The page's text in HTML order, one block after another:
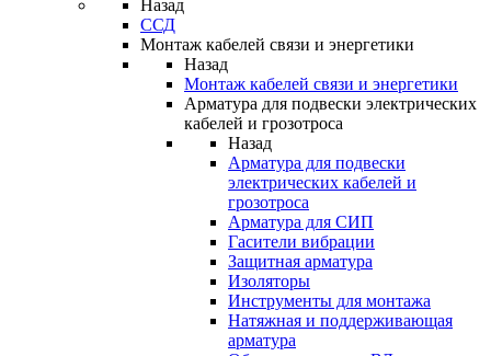
Назад
ССД
Монтаж кабелей связи и энергетики
Назад
Монтаж кабелей связи и энергетики
Арматура для подвески электрических
кабелей и грозотроса
Назад
Арматура для подвески
электрических кабелей и
грозотроса
Арматура для СИП
Гасители вибрации
Защитная арматура
Изоляторы
Инструменты для монтажа
Натяжная и поддерживающая
арматура